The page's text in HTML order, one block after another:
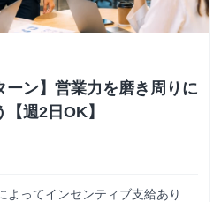
ーン】営業力を磨き周りに
週2日OK】
ってインセンティブ支給あり